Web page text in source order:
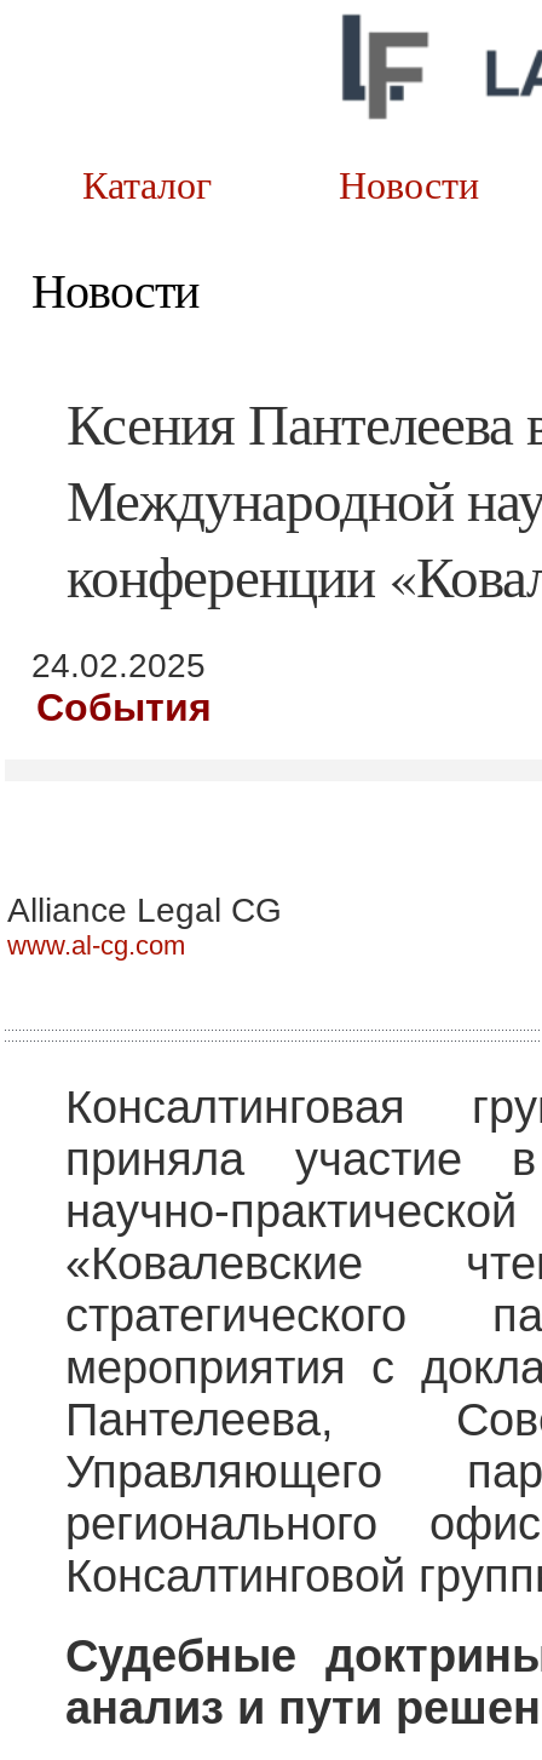
Каталог
Новости
Ксения
Международной
конференции
24.02.2025
События
Alliance Legal CG
www.al-cg.com
Консалтинговая
приняла участие
научно-
«Ковалевские
мероприятия с
Пантелеева,
Управляющего
регионального
Консалтинговой
Судебные
анализ и пути